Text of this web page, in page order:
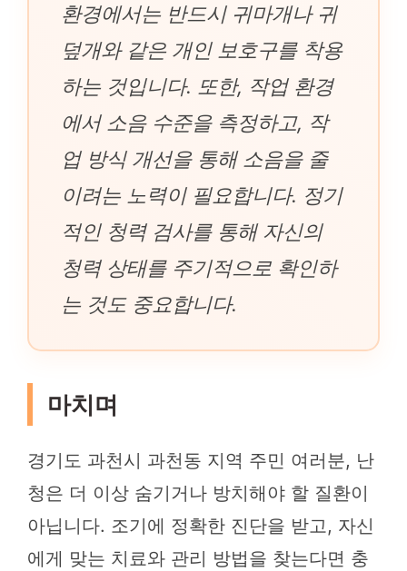
환경에서는 반드시 귀마개나 귀
덮개와 같은 개인 보호구를 착용
하는 것입니다. 또한, 작업 환경
에서 소음 수준을 측정하고, 작
업 방식 개선을 통해 소음을 줄
이려는 노력이 필요합니다. 정기
적인 청력 검사를 통해 자신의
청력 상태를 주기적으로 확인하
는 것도 중요합니다.
마치며
경기도 과천시 과천동 지역 주민 여러분, 난
청은 더 이상 숨기거나 방치해야 할 질환이
아닙니다. 조기에 정확한 진단을 받고, 자신
에게 맞는 치료와 관리 방법을 찾는다면 충